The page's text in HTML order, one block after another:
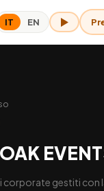
IT EN
OAK per
corporate gestiti